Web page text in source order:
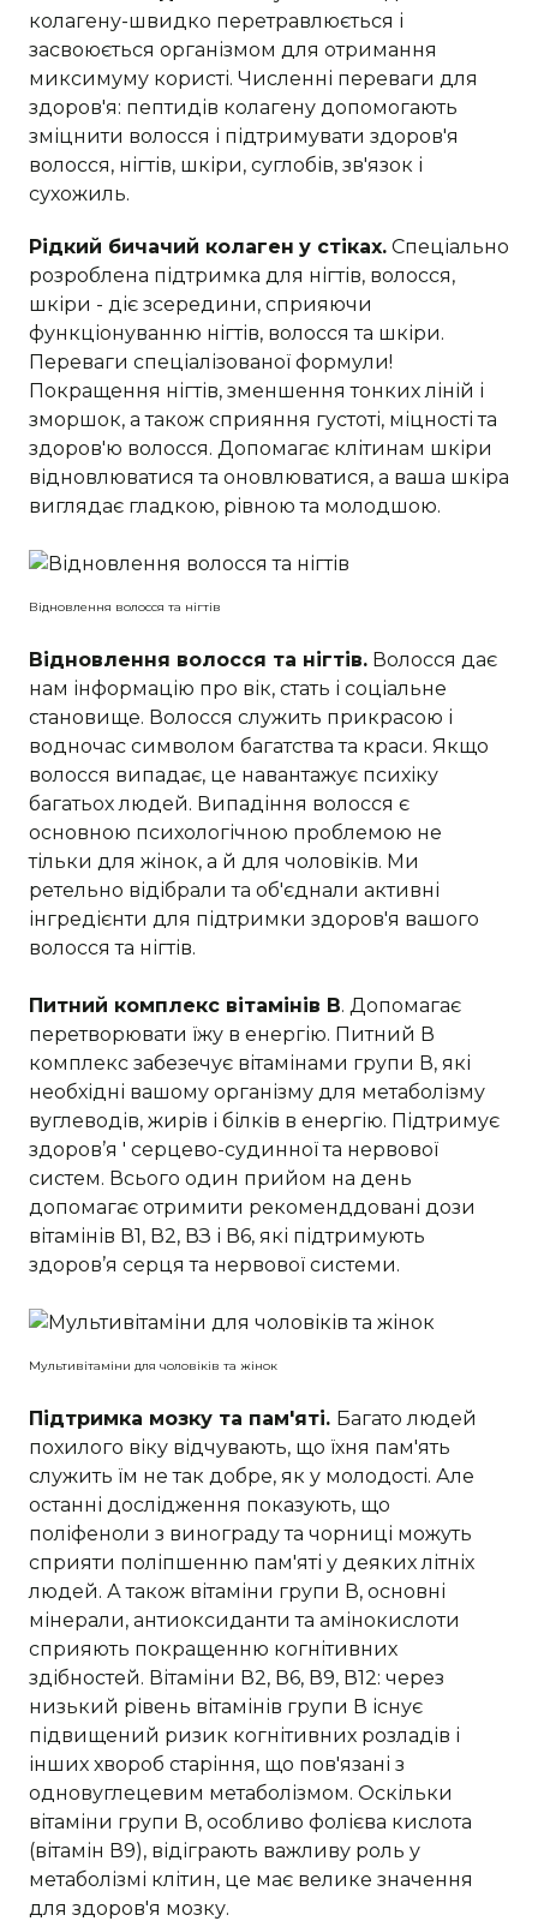
колагену-швидко перетравлюється і
засвоюється організмом для отримання
миксимуму користі. Численні переваги для
здоров'я: пептидів колагену допомогають
зміцнити волосся і підтримувати здоров'я
волосся, нігтів, шкіри, суглобів, зв'язок і
сухожиль.
Рідкий бичачий колаген у стіках. Спеціально
розроблена підтримка для нігтів, волосся,
шкіри - діє зсередини, сприяючи
функціонуванню нігтів, волосся та шкіри.
Переваги спеціалізованої формули!
Покращення нігтів, зменшення тонких ліній і
зморшок, а також сприяння густоті, міцності та
здоров'ю волосся. Допомагає клітинам шкіри
відновлюватися та оновлюватися, а ваша шкіра
виглядає гладкою, рівною та молодшою.
Відновлення волосся та нігтів
Відновлення волосся та нігтів. Волосся дає
нам інформацію про вік, стать і соціальне
становище. Волосся служить прикрасою і
водночас символом багатства та краси. Якщо
волосся випадає, це навантажує психіку
багатьох людей. Випадіння волосся є
основною психологічною проблемою не
тільки для жінок, а й для чоловіків. Ми
ретельно відібрали та об'єднали активні
інгредієнти для підтримки здоров'я вашого
волосся та нігтів.
Питний комплекс вітамінів В. Допомагає
перетворювати їжу в енергію. Питний В
комплекс забезечує вітамінами групи В, які
необхідні вашому організму для метаболізму
вуглеводів, жирів і білків в енергію. Підтримує
здоров’я ' серцево-судинної та нервової
систем. Всього один прийом на день
допомагає отримити рекоменддовані дози
вітамінів В1, В2, ВЗ і В6, які підтримують
здоров’я серця та нервової системи.
Мультивітаміни для чоловіків та жінок
Підтримка мозку та пам'яті. Багато людей
похилого віку відчувають, що їхня пам'ять
служить їм не так добре, як у молодості. Але
останні дослідження показують, що
поліфеноли з винограду та чорниці можуть
сприяти поліпшенню пам'яті у деяких літніх
людей. А також вітаміни групи В, основні
мінерали, антиоксиданти та амінокислоти
сприяють покращенню когнітивних
здібностей. Вітаміни В2, В6, В9, В12: через
низький рівень вітамінів групи В існує
підвищений ризик когнітивних розладів і
інших хвороб старіння, що пов'язані з
одновуглецевим метаболізмом. Оскільки
вітаміни групи В, особливо фолієва кислота
(вітамін В9), відіграють важливу роль у
метаболізмі клітин, це має велике значення
для здоров'я мозку.